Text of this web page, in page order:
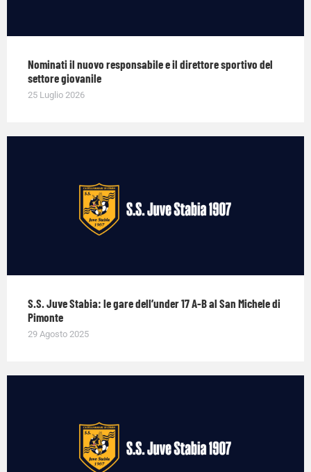
Nominati il nuovo responsabile e il direttore sportivo del
settore giovanile
25 Luglio 2026
S.S. Juve Stabia: le gare dell’under 17 A-B al San Michele di
Pimonte
29 Agosto 2025